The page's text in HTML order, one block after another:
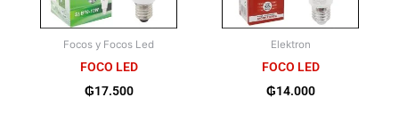
Focos y Focos Led
FOCO LED
₲17.500
Elektron
FOCO LED
₲14.000